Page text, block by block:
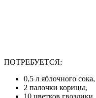
ПОТРЕБУЕТСЯ:
0,5 л яблочного сока,
2 палочки корицы,